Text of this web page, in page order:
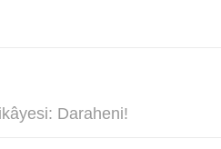
Daraheni!